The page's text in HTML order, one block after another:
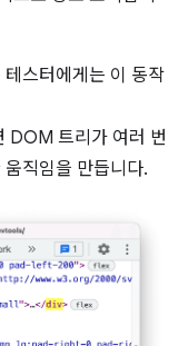
스터에게는 이 동작
DOM 트리가 여러 번
직임을 만듭니다.